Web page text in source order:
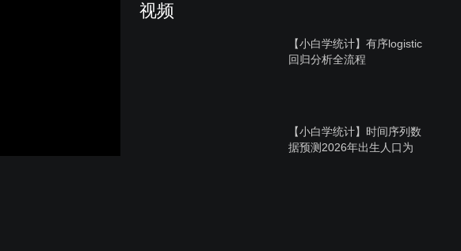
视频
【小白学统计】有序logistic
回归分析全流程
【小白学统计】时间序列数
据预测2026年出生人口为